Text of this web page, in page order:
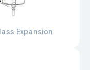
Expansion